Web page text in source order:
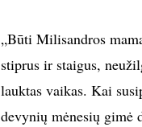
„Būti Milisandros
stiprus ir staigus,
lauktas vaikas. Kai
devynių mėnesių gimė